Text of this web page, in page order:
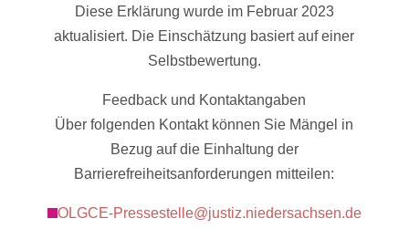
Diese Erklärung wurde im Februar 2023
aktualisiert. Die Einschätzung basiert auf einer
Selbstbewertung.
Feedback und Kontaktangaben
Über folgenden Kontakt können Sie Mängel in
Bezug auf die Einhaltung der
Barrierefreiheitsanforderungen mitteilen:
OLGCE-Pressestelle@justiz.niedersachsen.de